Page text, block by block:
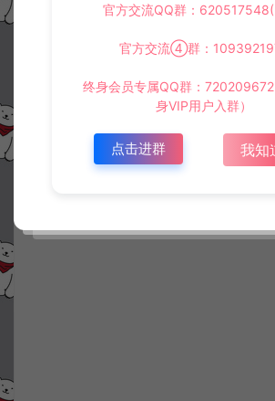
官方交流QQ群：
官方交流④群：
终身会员专属QQ群：
身VIP用户入群）
点击进群 我知